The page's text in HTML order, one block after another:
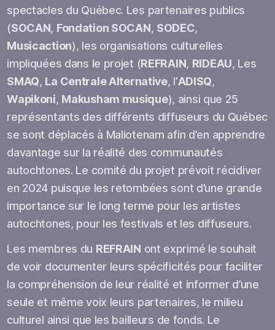
spectacles du Québec. Les partenaires publics
(SOCAN, Fondation SOCAN, SODEC,
Musicaction), les organisations culturelles
impliquées dans le projet (REFRAIN, RIDEAU, Les
SMAQ, La Centrale Alternative, l’ADISQ,
Wapikoni, Makusham musique), ainsi que 25
représentants des différents diffuseurs du Québec
se sont déplacés à Maliotenam afin d’en apprendre
davantage sur la réalité des communautés
autochtones. Le comité du projet prévoit récidiver
en 2024 puisque les retombées sont d’une grande
importance sur le long terme pour les artistes
autochtones, pour les festivals et les diffuseurs.
Les membres du REFRAIN ont exprimé le souhait
de voir documenter leurs spécificités pour faciliter
la compréhension de leur réalité et informer d’une
seule et même voix leurs partenaires, le milieu
culturel ainsi que les bailleurs de fonds. Le